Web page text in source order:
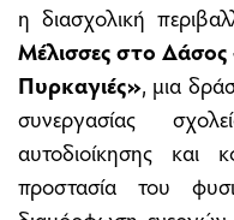
η διασχολική
Μέλισσες στο
Πυρκαγιές», μια
συνεργασίας
αυτοδιοίκησης και
προστασία του